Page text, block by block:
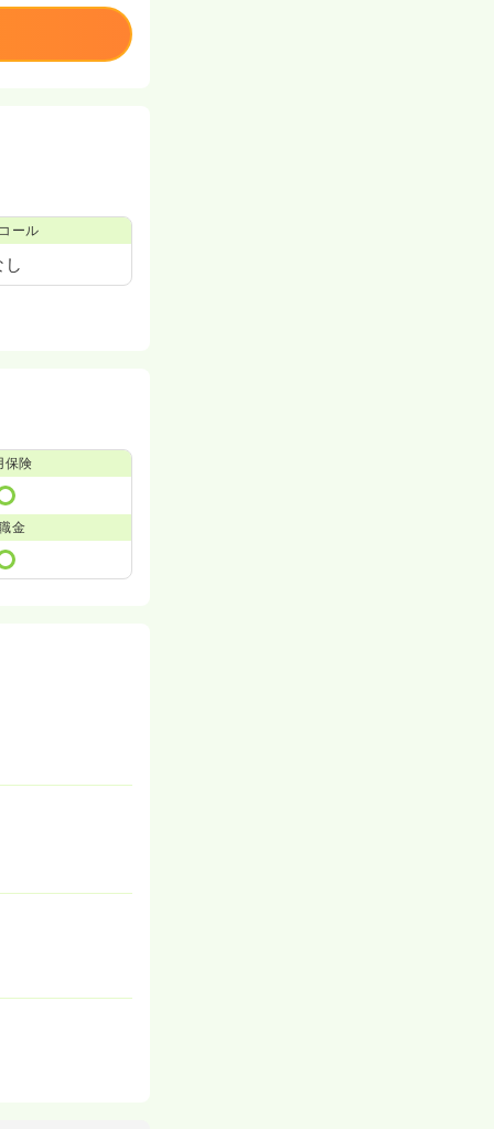
ール
し
保険
金